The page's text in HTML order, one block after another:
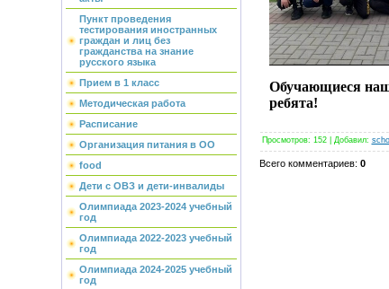
Пункт проведения
тестирования иностранных
граждан и лиц без
гражданства на знание
русского языка
Прием в 1 класс
Методическая работа
Расписание
Организация питания в ОО
food
Дети с ОВЗ и дети-инвалиды
Олимпиада 2023-2024 учебный
год
Олимпиада 2022-2023 учебный
год
Олимпиада 2024-2025 учебный
год
Обучающиеся
ребята!
Просмотров: 152| Добавил:
Всего комментариев: 0